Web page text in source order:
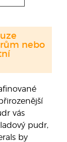
vás
pudr,
by
nebo